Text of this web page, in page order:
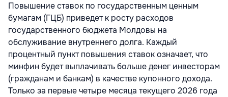
Повышение ставок по государственным ценным
бумагам (ГЦБ) приведет к росту расходов
государственного бюджета Молдовы на
обслуживание внутреннего долга. Каждый
процентный пункт повышения ставок означает, что
минфин будет выплачивать больше денег инвесторам
(гражданам и банкам) в качестве купонного дохода.
Только за первые четыре месяца текущего 2026 года